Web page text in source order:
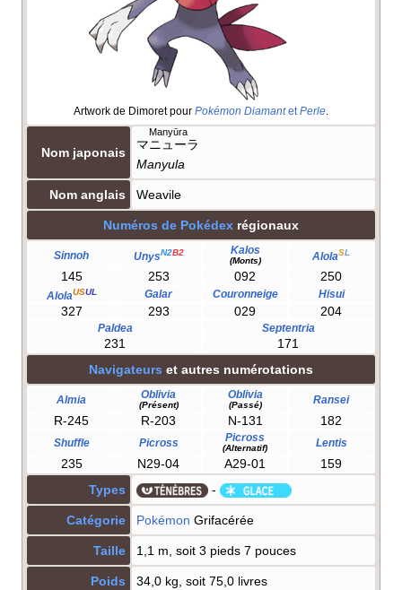
Artwork de Dimoret pour Pokémon Diamantet Perle
Nom japonais
マニューラ
Manyūra
Manyula
Nom anglais Weavile
Numéros de Pokédex régionaux
Sinnoh UnysN2B2 Kalos
(Monts) AlolaSL
145 253 092 250
AlolaUSUL Galar Couronneige Hisui
327 293 029 204
Paldea Septentria
231
171
Navigateurs et autres numérotations
Almia Oblivia
(Présent)
Oblivia
(Passé) Ransei
R-245 R-203 N-131 182
Shuffle Picross Picross
(Alternatif) Lentis
235 N29-04 A29-01
159
Types
-
Catégorie Pokémon Grifacérée
Taille 1,1 m, soit 3 pieds 7 pouces
Poids 34,0 kg, soit 75,0 livres